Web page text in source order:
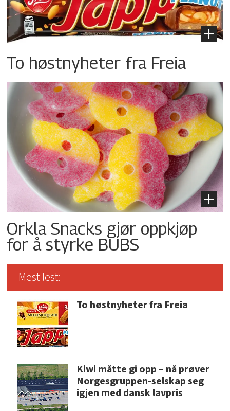
To høstnyheter fra Freia
Orkla Snacks gjør oppkjøp
for å styrke BUBS
Mest lest:
To høstnyheter fra Freia
Kiwi måtte gi opp – nå prøver
Norgesgruppen-selskap seg
igjen med dansk lavpris